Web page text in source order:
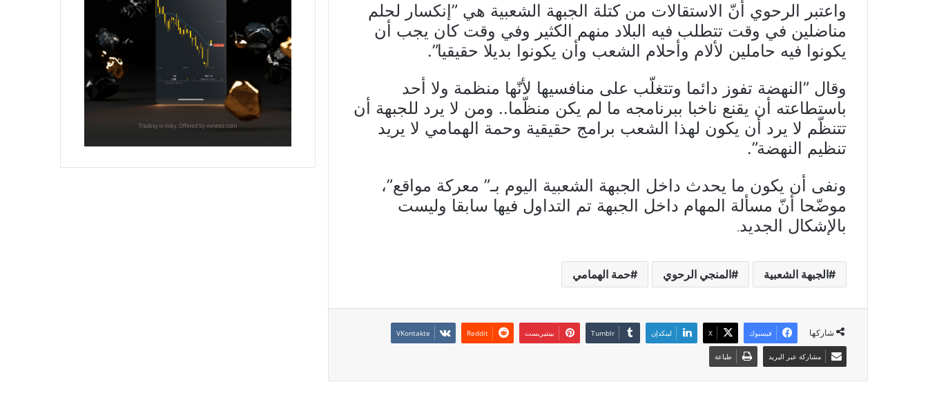
واعتبر الرحوي أنّ الاستقالات من كتلة الجبهة الشعبية هي ”إنكسار لحلم
مناضلين في وقت تتطلب فيه البلاد منهم الكثير وفي وقت كان يجب أن
يكونوا فيه حاملين لألام وأحلام الشعب وأن يكونوا بديلا حقيقيا”.
وقال ”النهضة تفوز دائما وتتغلّب على منافسيها لأنّها منظمة ولا أحد
باستطاعته أن يقنع ناخبا ببرنامجه ما لم يكن منظّما.. ومن لا يرد للجبهة أن
تتنظّم لا يرد أن يكون لهذا الشعب برامج حقيقية وحمة الهمامي لا يريد
تنظيم النهضة”.
ونفى أن يكون ما يحدث داخل الجبهة الشعبية اليوم بـ” معركة مواقع”،
موضّحا أنّ مسألة المهام داخل الجبهة تم التداول فيها سابقا وليست
بالإشكال الجديد.
الجبهة الشعبية المنجي الرحوي حمة الهمامي
شاركها فيسبوك X لينكدإن بينتيريست
مشاركة عبر البريد طباعة